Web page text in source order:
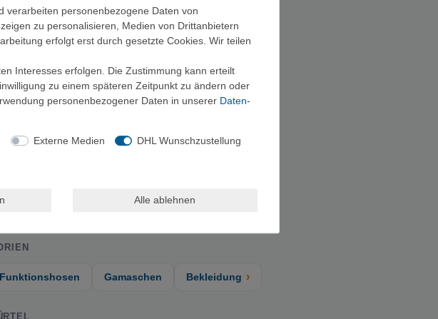
COBRA 38 Textilgürtel -
Funktionshosen Gamaschen Bekleidung ›
verarbeiten personenbezogene Daten von
zu personalisieren, Medien von Drittanbietern
erfolgt erst durch gesetzte Cookies. Wir teilen
Interesses erfolgen. Die Zustimmung kann erteilt
zu einem späteren Zeitpunkt zu ändern oder
personenbezogener Daten in unserer Daten­
Externe Medien DHL Wunschzustellung
Alle ablehnen